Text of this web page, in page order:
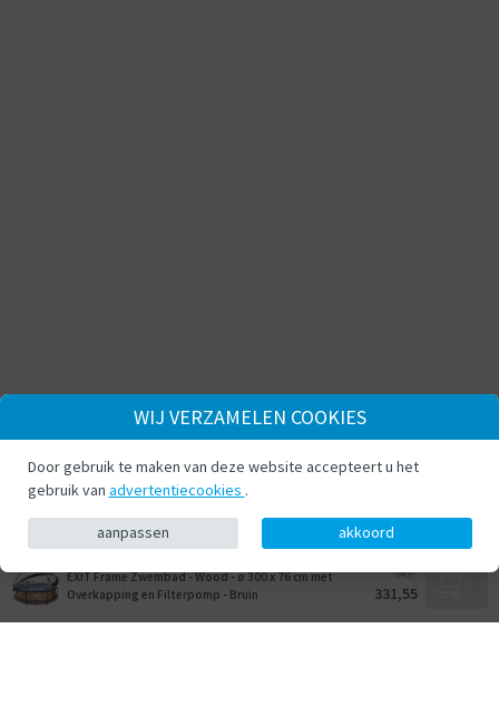
EXIT Frame Zwembad - Wood - ø 300 x 76 cm met
Overkapping en Filterpomp - Bruin
349,-
331,55
WIJ VERZAMELEN COOKIES
Door gebruik te maken van deze website accepteert u het
gebruik van advertentiecookies .
aanpassen akkoord